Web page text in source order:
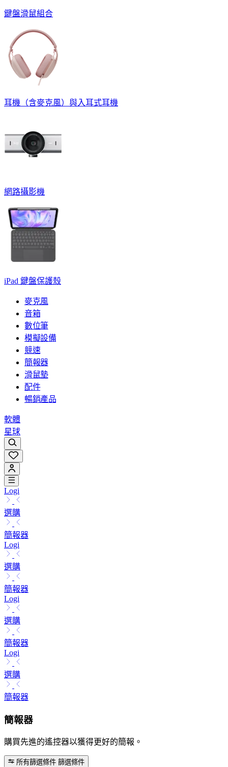
鍵盤滑鼠組合
耳機（含麥克風）與入耳式耳機
網路攝影機
iPad 鍵盤保護殼
麥克風
音箱
數位筆
模擬設備
競速
簡報器
滑鼠墊
配件
暢銷產品
軟體
星球
Logi
選購
簡報器
Logi
選購
簡報器
Logi
選購
簡報器
Logi
選購
簡報器
簡報器
購買先進的遙控器以獲得更好的簡報。
所有篩選條件 篩選條件